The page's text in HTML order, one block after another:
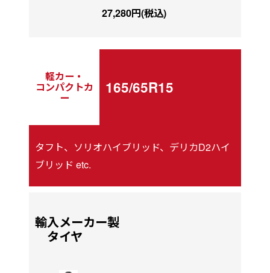
27,280円(税込)
軽カー・
コンパクトカ
ー
165/65R15
タフト、ソリオハイブリッド、デリカD2ハイ
ブリッド etc.
輸入メーカー製
タイヤ